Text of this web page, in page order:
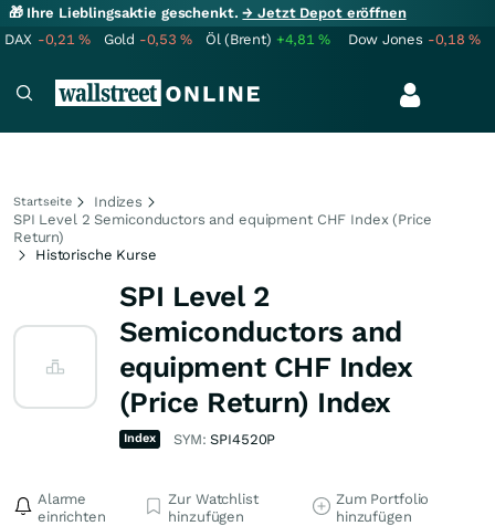
🎁 Ihre Lieblingsaktie geschenkt.→ Jetzt Depot eröffnen
DAX -0,21% Gold -0,53% Öl (Brent) +4,81% Dow Jones -0,18%
Startseite
Indizes
SPI Level 2 Semiconductors and equipment CHF Index (Price
Return)
Historische Kurse
SPI Level 2
Semiconductors and
equipment CHF Index
(Price Return) Index
Index SYM:SPI4520P
Alarme
einrichten
Zur Watchlist
hinzufügen
Zum Portfolio
hinzufügen